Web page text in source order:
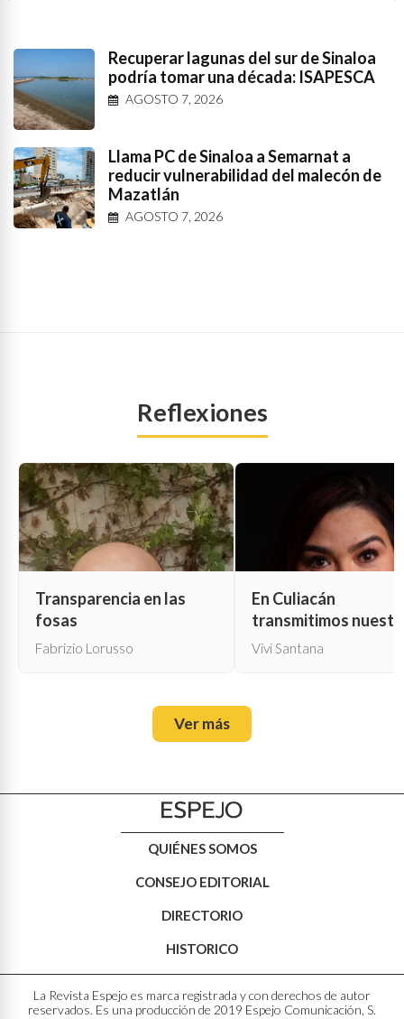
Recuperar lagunas del sur de Sinaloa
podría tomar una década: ISAPESCA
AGOSTO 7, 2026
Llama PC de Sinaloa a Semarnat a
reducir vulnerabilidad del malecón de
Mazatlán
AGOSTO 7, 2026
Reflexiones
Transparencia en las
fosas
Fabrizio Lorusso
En Culiacán
transmitimos
propia muerte
Vivi Santana
Ver más
QUIÉNES SOMOS
CONSEJO EDITORIAL
DIRECTORIO
HISTORICO
La Revista Espejo es marca registrada y con derechos de autor
reservados. Es una producción de 2019 Espejo Comunicación, S.